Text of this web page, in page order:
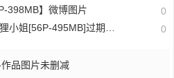
398MB】微博图片 0
过期米线线喵是不是p的？ 0
品图片未删减